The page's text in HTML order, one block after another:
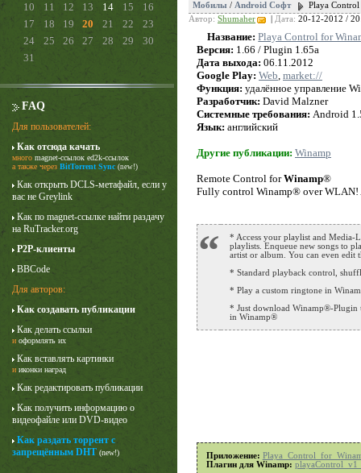
10
11 12 13 14 15
16
17
18 19 20 21 22
23
24
25 26 27 28 29
30
31
FAQ
Для пользователей:
Как отсюда качать
много magnet-ссылок ed2k-ссылок
а также через BitTorrent Sync (new!)
Как открыть DCLS-метафайл, если у
вас не Greylink
Как по magnet-ссылке найти раздачу
на RuTracker.org
P2P-клиенты
BBCode
Для авторов:
Как создавать публикации
Как делать ссылки
и оформлять их
Как вставлять картинки
и иконки наград
Как редактировать публикации
Как получить информацию о
видеофайле или DVD-видео
Как раздать торрент с
запрещённым DHT (new!)
Карточный домик
Лучше звоните Солу
1 сезон
Мобилы / Android Софт
Playa
Автор: Shumaher Дата: 20-12-2012 /
Название: Playa Control for
Версия: 1.66 / Plugin 1.65a
Дата выхода: 06.11.2012
Google Play: Web, market://
Функция: удалённое управление
Разработчик: David Malzner
Системные требования: Android
Язык: английский
Другие публикации: Winamp
Remote Control forWinamp®
Fully control Winamp® over WLAN!
“
* Access your playlist and Media-
playlists. Enqueue new songs to
artist or album. You can even edit
* Standard playback control,
* Play a custom ringtone in
* Just download Winamp®-Plugin
in Winamp®
Приложение:
Плагин для Winamp: